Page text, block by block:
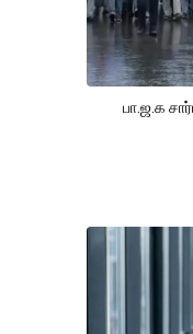
பா.ஜ.க